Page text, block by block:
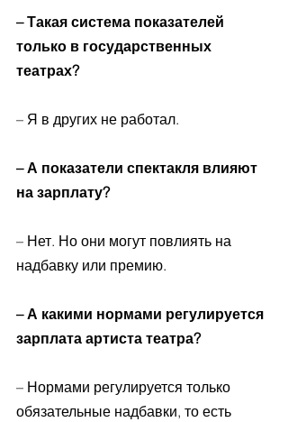
– Такая система показателей
только в государственных
театрах?
– Я в других не работал.
– А показатели спектакля влияют
на зарплату?
– Нет. Но они могут повлиять на
надбавку или премию.
– А какими нормами регулируется
зарплата артиста театра?
– Нормами регулируется только
обязательные надбавки, то есть